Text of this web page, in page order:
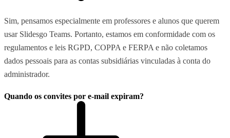
Sim, pensamos especialmente em professores e alunos que querem
usar Slidesgo Teams. Portanto, estamos em conformidade com os
regulamentos e leis RGPD, COPPA e FERPA e não coletamos
dados pessoais para as contas subsidiárias vinculadas à conta do
administrador.
Quando os convites por e-mail expiram?